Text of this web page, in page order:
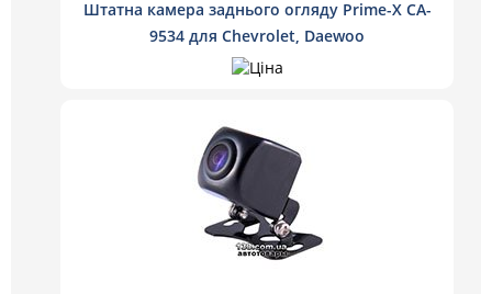
Штатна камера заднього огляду Prime-X CA-
9534 для Chevrolet, Daewoo